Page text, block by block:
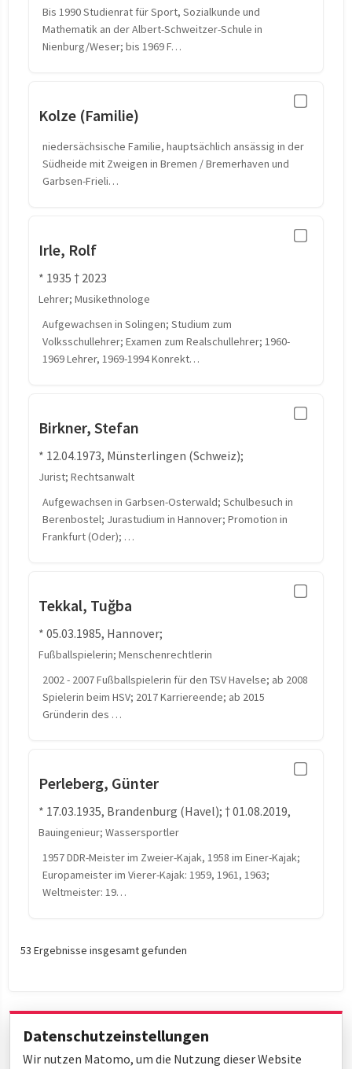
Bis 1990 Studienrat für Sport, Sozialkunde und
Mathematik an der Albert-Schweitzer-Schule in
Nienburg/Weser; bis 1969 F…
Kolze (Familie)
niedersächsische Familie, hauptsächlich ansässig in der
Südheide mit Zweigen in Bremen / Bremerhaven und
Garbsen-Frieli…
Irle, Rolf
* 1935 † 2023
Lehrer; Musikethnologe
Aufgewachsen in Solingen; Studium zum
Volksschullehrer; Examen zum Realschullehrer; 1960-
1969 Lehrer, 1969-1994 Konrekt…
Birkner, Stefan
* 12.04.1973, Münsterlingen (Schweiz);
Jurist; Rechtsanwalt
Aufgewachsen in Garbsen-Osterwald; Schulbesuch in
Berenbostel; Jurastudium in Hannover; Promotion in
Frankfurt (Oder); …
Tekkal, Tuğba
* 05.03.1985, Hannover;
Fußballspielerin; Menschenrechtlerin
2002 - 2007 Fußballspielerin für den TSV Havelse; ab 2008
Spielerin beim HSV; 2017 Karriereende; ab 2015
Gründerin des …
Perleberg, Günter
* 17.03.1935, Brandenburg (Havel); † 01.08.2019,
Bauingenieur; Wassersportler
1957 DDR-Meister im Zweier-Kajak, 1958 im Einer-Kajak;
Europameister im Vierer-Kajak: 1959, 1961, 1963;
Weltmeister: 19…
53 Ergebnisse insgesamt gefunden
Datenschutzeinstellungen
Wir nutzen Matomo, um die Nutzung dieser Website